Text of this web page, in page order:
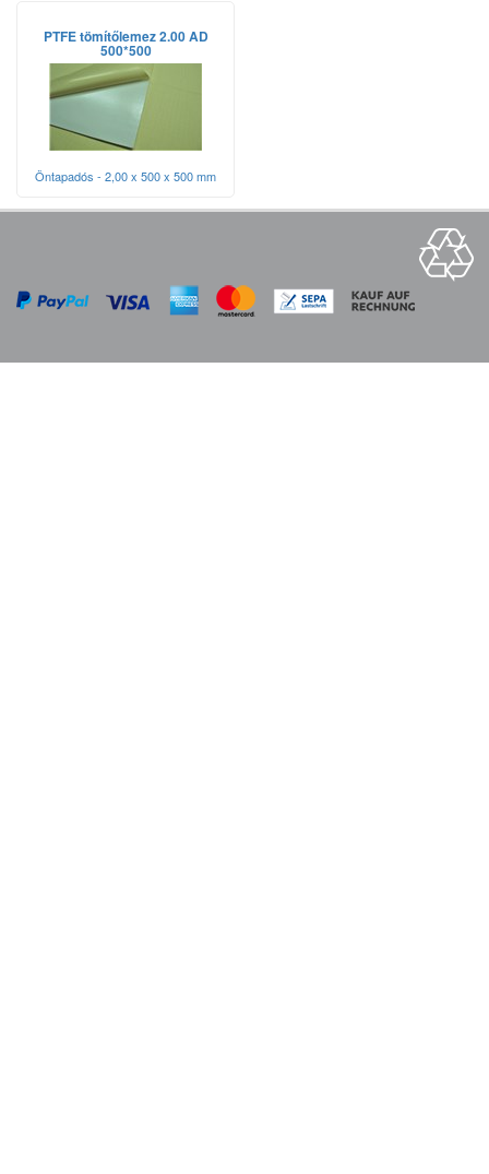
Keywords * Meta Description Kurze
Beschreibung Design HTML
Ausführliche Beschreibung Design
HTML * Pflichtfelder 20 mm x 10 m -
7,0 mm vastag - öntapadó
PTFE tömítőlemez 2.00 AD
500*500
Öntapadós - 2,00 x 500 x 500 mm